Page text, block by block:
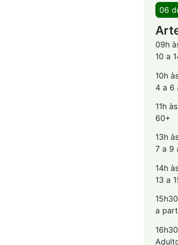
06
09h
10 a
10h
4 a 6
11h
60+
13h
7 a 9
14h
13 a
a